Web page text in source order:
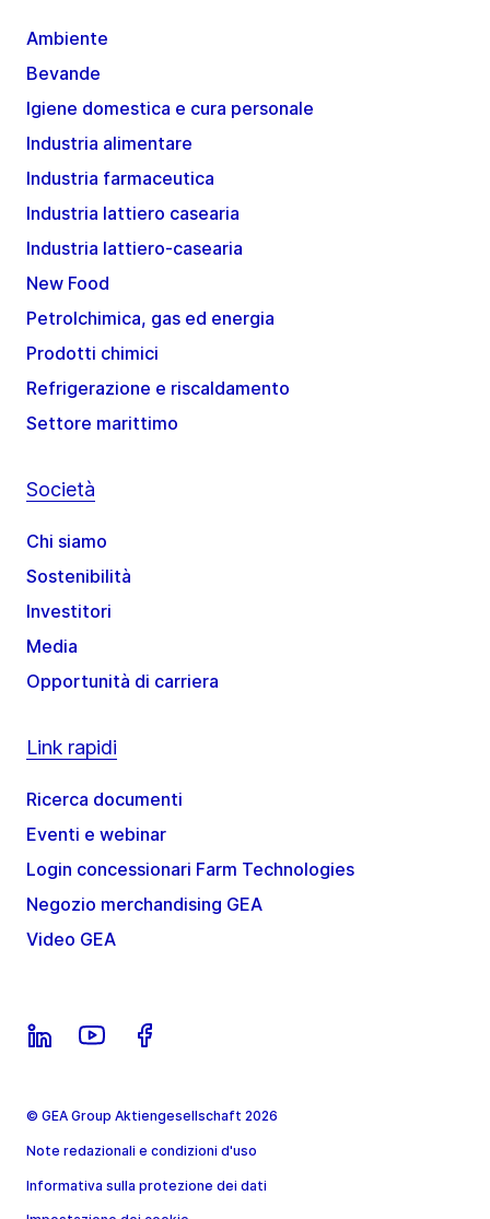
Ambiente
Bevande
Igiene domestica e cura personale
Industria alimentare
Industria farmaceutica
Industria lattiero casearia
Industria lattiero-casearia
New Food
Petrolchimica, gas ed energia
Prodotti chimici
Refrigerazione e riscaldamento
Settore marittimo
Società
Chi siamo
Sostenibilità
Investitori
Media
Opportunità di carriera
Link rapidi
Ricerca documenti
Eventi e webinar
Login concessionari Farm Technologies
Negozio merchandising GEA
Video GEA
© GEA Group Aktiengesellschaft 2026
Note redazionali e condizioni d'uso
Informativa sulla protezione dei dati